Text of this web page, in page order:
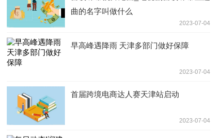
曲的名字叫做什么
2023-07-04
早高峰遇降雨 天津多部门做好保障
2023-07-04
首届跨境电商达人赛天津站启动
2023-07-04